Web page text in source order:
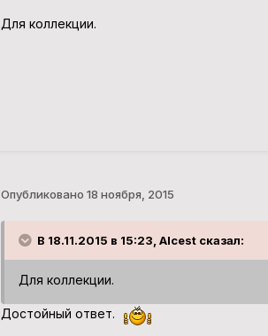
Для коллекции.
Опубликовано 18 ноября, 2015
В 18.11.2015 в 15:23, Alcest сказал:
Для коллекции.
Достойный ответ.